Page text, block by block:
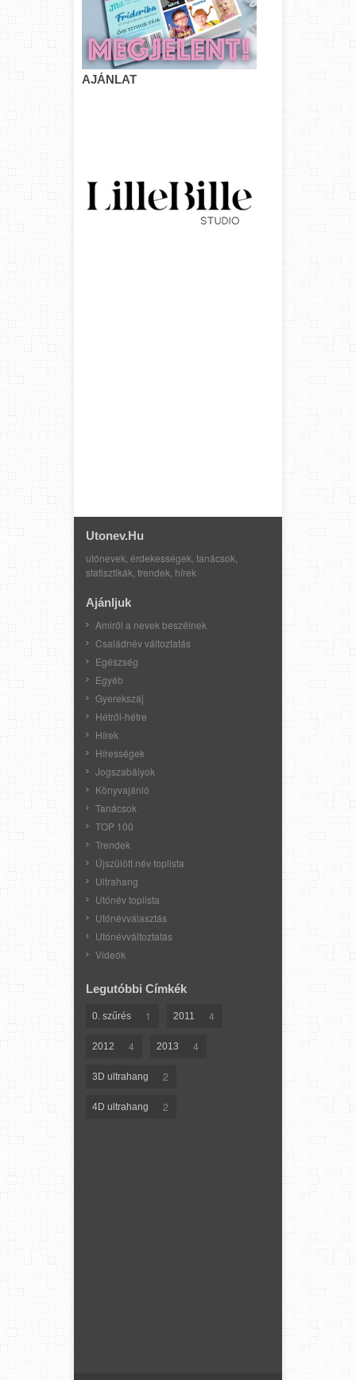
AJÁNLAT
Utonev.hu
utónevek, érdekességek, tanácsok,
statisztikák, trendek, hírek
Ajánljuk
Amiről a nevek beszélnek
Családnév változtatás
Egészség
Egyéb
Gyerekszáj
Hétről-hétre
Hírek
Hírességek
Jogszabályok
Könyvajánló
Tanácsok
TOP 100
Trendek
Újszülött név toplista
Ultrahang
Utónév toplista
Utónévválasztás
Utónévváltoztatás
Videók
Legutóbbi Címkék
0. szűrés 1 2011 4
2012 4 2013 4
3D ultrahang 2
4D ultrahang 2